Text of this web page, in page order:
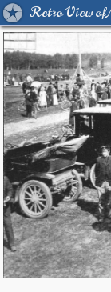
Retro View of